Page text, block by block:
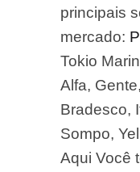
principais
mercado:
Tokio
Alfa,
Bradesco,
Sompo,
Aqui Você